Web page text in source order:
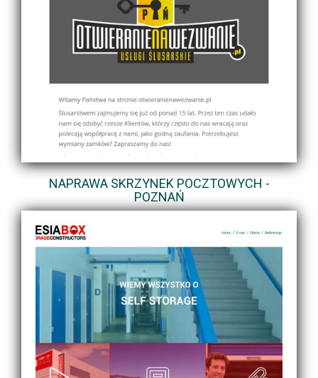
NAPRAWA SKRZYNEK POCZTOWYCH -
POZNAŃ